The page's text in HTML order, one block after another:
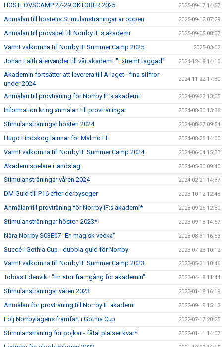
HÖSTLOVSCAMP 27-29 OKTOBER 2025 2025-09-17 14:57
Anmälan till höstens Stimulansträningar är öppen 2025-09-12 07:29
Anmälan till provspel till Norrby IF:s akademi 2025-09-05 08:07
Varmt välkomna till Norrby IF Summer Camp 2025 2025-03-02
Johan Fälth återvänder till vår akademi: "Extremt taggad" 2024-12-18 14:10
Akademin fortsätter att leverera till A-laget - fina siffror
under 2024
2024-11-22 17:30
Anmälan till provträning för Norrby IF:s akademi 2024-09-23 13:05
Information kring anmälan till provträningar 2024-08-30 13:36
Stimulansträningar hösten 2024 2024-08-27 09:54
Hugo Lindskog lämnar för Malmö FF 2024-08-26 14:00
Varmt välkomna till Norrby IF Summer Camp 2024 2024-06-04 15:33
Akademispelare i landslag 2024-05-30 09:40
Stimulansträningar våren 2024 2024-02-21 14:37
DM Guld till P16 efter derbyseger 2023-10-12 12:48
Anmälan till provträning för Norrby IF:s akademi* 2023-09-25 12:30
Stimulansträningar hösten 2023* 2023-09-18 14:57
Nära Norrby S03E07 "En magisk vecka" 2023-08-31 16:53
Succé i Gothia Cup - dubbla guld för Norrby 2023-07-23 10:12
Varmt välkomna till Norrby IF Summer Camp 2023 2023-05-31 10:46
Tobias Edenvik : "En stor framgång för akademin" 2023-04-18 11:44
Stimulansträningar våren 2023 2023-01-18 16:19
Anmälan för provträning till Norrby IF akademi 2022-09-19 15:13
Följ Norrbylagens framfart i Gothia Cup 2022-07-17 20:25
Stimulansträning för pojkar - fåtal platser kvar* 2022-01-11 14:07